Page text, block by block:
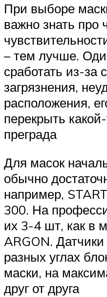
При выборе
важно знать про
– тем лучше.
сработать из-за
загрязнения,
расположения,
перекрыть
преграда
Для масок
обычно
например,
300. На
их 3-4 шт, как в
ARGON.
разных углах
маски, на
друг от друга